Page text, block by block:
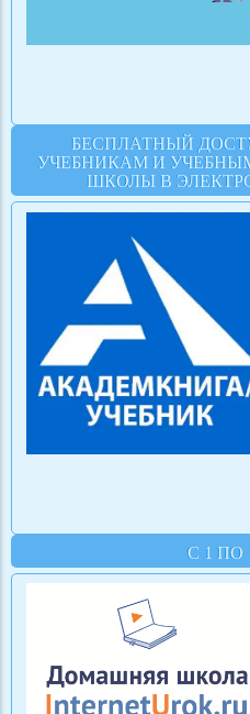
БЕСПЛАТНЫЙ
УЧЕБНИКАМ И
ШКОЛЫ В
С 1 ПО